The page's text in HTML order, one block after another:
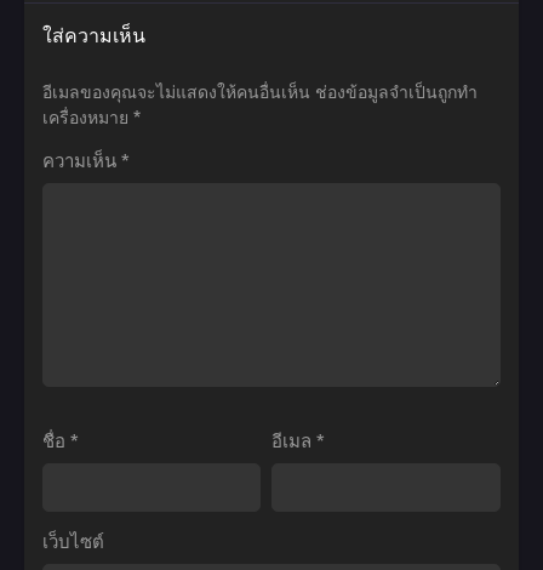
เดอะ
มูฟ
ศึก
สู่
เท่านั้น
เข้าไป
เมะ
Sacred
ซี
เซ
12
เมะ
Art
ออนไลน์
ใส่ความเห็น
อีเมลของคุณจะไม่แสดงให้คนอื่นเห็น ช่องข้อมูลจำเป็นถูกทำ
เครื่องหมาย *
ความเห็น *
ชื่อ * อีเมล *
เว็บไซต์